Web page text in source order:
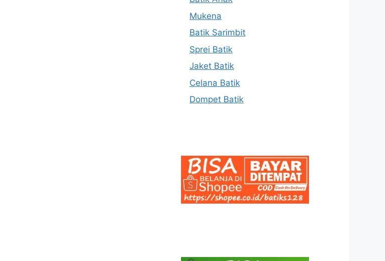
Mukena
Batik Sarimbit
Sprei Batik
Jaket Batik
Celana Batik
Dompet Batik